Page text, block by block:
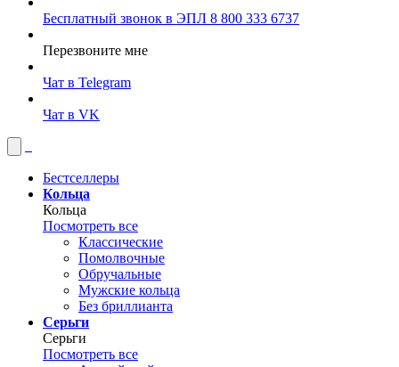
Бесплатный звонок в ЭПЛ 8 800 333 6737
Перезвоните мне
Чат в Telegram
Чат в VK
Бестселлеры
Кольца
Кольца
Посмотреть все
Классические
Помолвочные
Обручальные
Мужские кольца
Без бриллианта
Серьги
Серьги
Посмотреть все